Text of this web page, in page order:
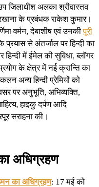
जिलाधीश अलका श्रीवास्तव
के प्रबंधक राकेश कुमार।
वर्मन, देबाशीष एवं उनकीपूरी
से अंतर्जाल पर हिन्दी का
में ईमेल की सुविधा, ब्लॉगर
के क्षेत्र में नई क्रान्ति का
अन्य हिन्दी प्रेमियों को
पर अनुभूति, अभिव्यक्ति,
हाइकु दर्पण आदि
सराहना की।
अधिग्रहण
का अधिग्रहण: 17 मई को